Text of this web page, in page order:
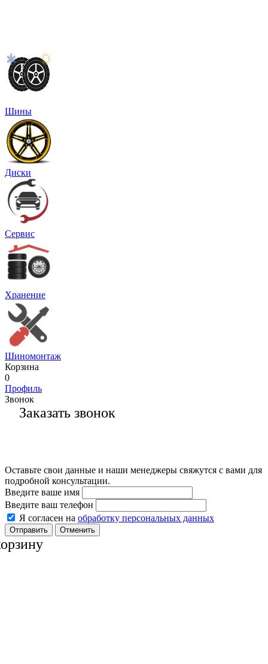
Шины
Диски
Сервис
Хранение
Шиномонтаж
Корзина
0
Профиль
Звонок
Заказать звонок
Оставьте свои данные и наши менеджеры свяжутся с вами для
подробной консультации.
Введите ваше имя
Введите ваш телефон
Я согласен на обработку персональных данных
Отменить